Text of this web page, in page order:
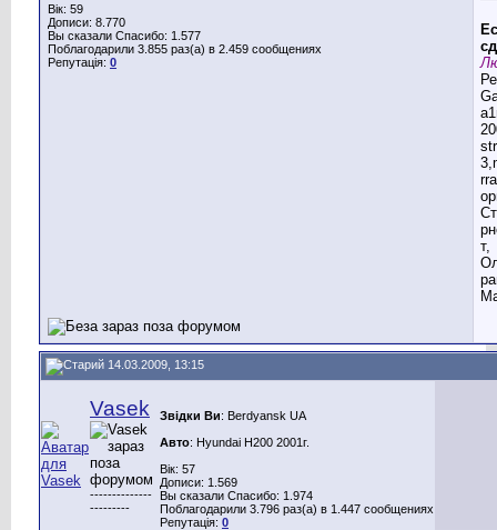
Вік: 59
Дописи: 8.770
Вы сказали Спасибо: 1.577
Поблагодарили 3.855 раз(а) в 2.459 сообщениях
Репутація: 0
т,
14.03.2009, 13:15
Vasek
--------------
---------
Звідки Ви: Berdyansk UA
Авто: Hyundai H200 2001г.
Вік: 57
Дописи: 1.569
Вы сказали Спасибо: 1.974
Поблагодарили 3.796 раз(а) в 1.447 сообщениях
Репутація: 0